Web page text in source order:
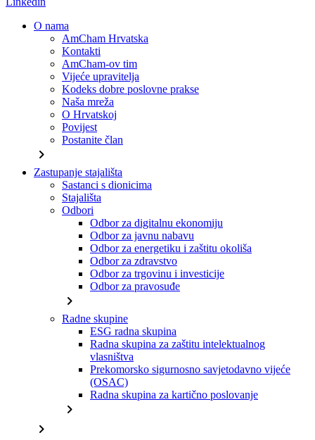
O nama
AmCham Hrvatska
Kontakti
AmCham-ov tim
Vijeće upravitelja
Kodeks dobre poslovne prakse
Naša mreža
O Hrvatskoj
Povijest
Postanite član
chevron_right
Zastupanje stajališta
Sastanci s dionicima
Stajališta
Odbori
Odbor za digitalnu ekonomiju
Odbor za javnu nabavu
Odbor za energetiku i zaštitu okoliša
Odbor za zdravstvo
Odbor za trgovinu i investicije
Odbor za pravosuđe
chevron_right
Radne skupine
ESG radna skupina
Radna skupina za zaštitu intelektualnog
vlasništva
Prekomorsko sigurnosno savjetodavno vijeće
(OSAC)
Radna skupina za kartično poslovanje
chevron_right
chevron_right